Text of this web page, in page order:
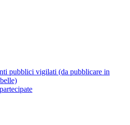
pubblici vigilati (da pubblicare in